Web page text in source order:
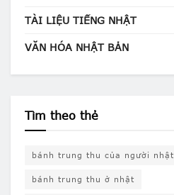
TÀI LIỆU TIẾNG NHẬT
VĂN HÓA NHẬT BẢN
Tìm theo thẻ
bánh trung thu của người nhật
bánh trung thu ở nhật